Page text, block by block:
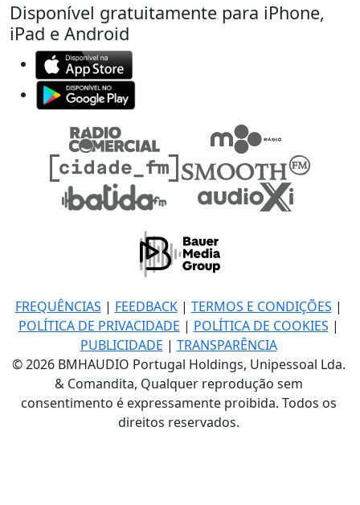
Disponível gratuitamente para iPhone,
iPad e Android
FREQUÊNCIAS | FEEDBACK| TERMOS E CONDIÇÕES |
POLÍTICA DE PRIVACIDADE | POLÍTICA DE COOKIES |
PUBLICIDADE | TRANSPARÊNCIA
© 2026 BMHAUDIO Portugal Holdings, Unipessoal Lda.
& Comandita, Qualquer reprodução sem
consentimento é expressamente proibida. Todos os
direitos reservados.